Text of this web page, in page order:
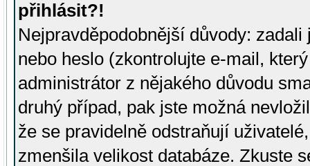
přihlásit?!
Nejpravděpodobnější důvody:
nebo heslo (zkontrolujte e-mail,
administrátor z nějakého důvodu
druhý případ, pak jste možná
že se pravidelně odstraňují
zmenšila velikost databáze. Zkuste